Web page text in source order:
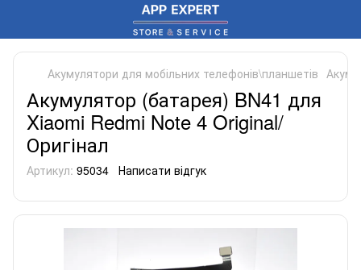
Акумулятори для мобільних телефонів\планшетів
Акумулятор (батарея) BN41 для
Xiaomi Redmi Note 4 Original/
Оригінал
Артикул: 95034 Написати відгук